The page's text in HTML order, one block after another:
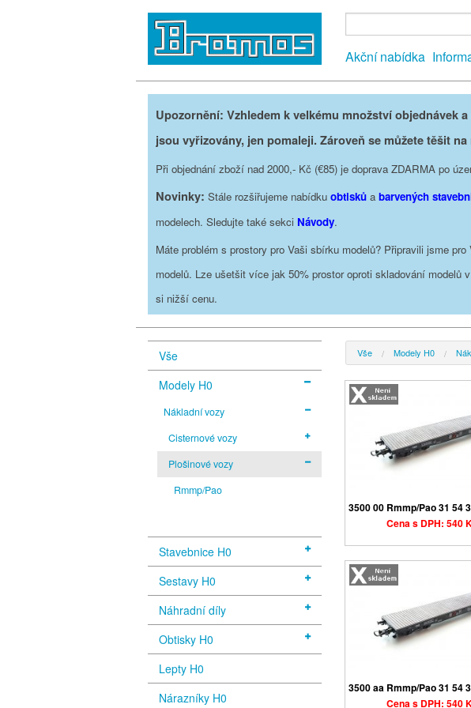
Akční nabídka
Upozornění: Vzhledem k velkému množství objednávek
jsou vyřizovány, jen pomaleji. Zároveň se můžete těšit
Při objednání zboží nad 2000,- Kč (€85) je doprava ZDARMA po
Novinky: Stále rozšiřujeme nabídku obtisků a barvených
modelech. Sledujte také sekci Návody.
Máte problém s prostory pro Vaši sbírku modelů? Připravili jsme pro
modelů. Lze ušetšit více jak 50% prostor oproti skladování
si nižší cenu.
Vše
Modely H0
Nákladní vozy
Cisternové vozy
Plošinové vozy
Rmmp/Pao
Stavebnice H0
Sestavy H0
Náhradní díly
Obtisky H0
Lepty H0
Nárazníky H0
Vše Modely H0
3500 00 Rmmp/Pao 31 54
Cena s DPH: 540
3500 aa Rmmp/Pao 31 54
Cena s DPH: 540